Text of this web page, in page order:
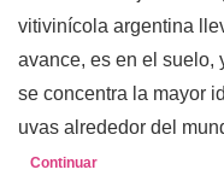
vitivinícola argentina
avance, es en el suelo,
se concentra la mayor
uvas alrededor del
Continuar